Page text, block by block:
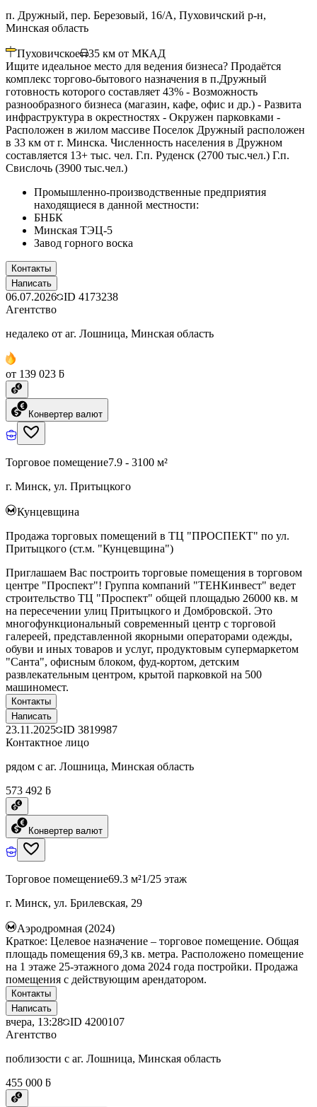
п. Дружный, пер. Березовый, 16/А, Пуховичский р-н,
Минская область
Пуховичское 35 км от МКАД
Ищите идеальное место для ведения бизнеса? Продаётся
комплекс торгово-бытового назначения в п.Дружный
готовность которого составляет 43% - Возможность
разнообразного бизнеса (магазин, кафе, офис и др.) - Развита
инфраструктура в окрестностях - Окружен парковками -
Расположен в жилом массиве Поселок Дружный расположен
в 33 км от г. Минска. Численность населения в Дружном
составляется 13+ тыс. чел. Г.п. Руденск (2700 тыс.чел.) Г.п.
Свислочь (3900 тыс.чел.)
Промышленно-производственные предприятия
находящиеся в данной местности:
БНБК
Минская ТЭЦ-5
Завод горного воска
Контакты
Написать
06.07.2026 ID 4173238
Агентство
недалеко от аг. Лошница, Минская область
от 139 023 ƃ
Конвертер валют
Торговое помещение7.9 - 3100 м²
г. Минск, ул. Притыцкого
Кунцевщина
Продажа торговых помещений в ТЦ "ПРОСПЕКТ" по ул.
Притыцкого (ст.м. "Кунцевщина")
Приглашаем Вас построить торговые помещения в торговом
центре "Проспект"! Группа компаний "ТЕНКинвест" ведет
строительство ТЦ "Проспект" общей площадью 26000 кв. м
на пересечении улиц Притыцкого и Домбровской. Это
многофункциональный современный центр с торговой
галереей, представленной якорными операторами одежды,
обуви и иных товаров и услуг, продуктовым супермаркетом
"Санта", офисным блоком, фуд-кортом, детским
развлекательным центром, крытой парковкой на 500
машиномест.
Контакты
Написать
23.11.2025 ID 3819987
Контактное лицо
рядом с аг. Лошница, Минская область
573 492 ƃ
Конвертер валют
Торговое помещение69.3 м²1/25 этаж
г. Минск, ул. Брилевская, 29
Аэродромная (2024)
Краткое: Целевое назначение – торговое помещение. Общая
площадь помещения 69,3 кв. метра. Расположено помещение
на 1 этаже 25-этажного дома 2024 года постройки. Продажа
помещения с действующим арендатором.
Контакты
Написать
вчера, 13:28 ID 4200107
Агентство
поблизости с аг. Лошница, Минская область
455 000 ƃ